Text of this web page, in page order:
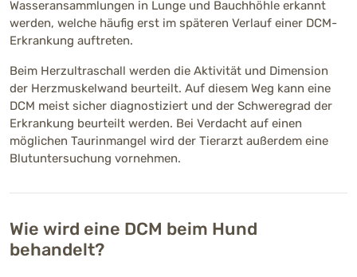
Wasseransammlungen in Lunge und Bauchhöhle erkannt
werden, welche häufig erst im späteren Verlauf einer DCM-
Erkrankung auftreten.
Beim Herzultraschall werden die Aktivität und Dimension
der Herzmuskelwand beurteilt. Auf diesem Weg kann eine
DCM meist sicher diagnostiziert und der Schweregrad der
Erkrankung beurteilt werden. Bei Verdacht auf einen
möglichen Taurinmangel wird der Tierarzt außerdem eine
Blutuntersuchung vornehmen.
Wie wird eine DCM beim Hund
behandelt?